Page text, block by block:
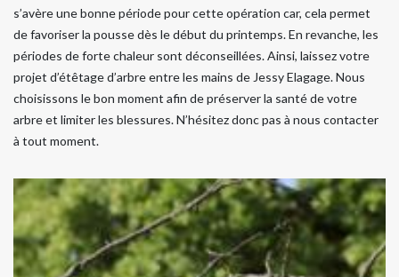
s’avère une bonne période pour cette opération car, cela permet
de favoriser la pousse dès le début du printemps. En revanche, les
périodes de forte chaleur sont déconseillées. Ainsi, laissez votre
projet d’étêtage d’arbre entre les mains de Jessy Elagage. Nous
choisissons le bon moment afin de préserver la santé de votre
arbre et limiter les blessures. N’hésitez donc pas à nous contacter
à tout moment.